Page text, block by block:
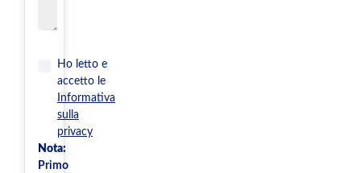
Ho letto e
accetto le
Informativa
sulla
privacy
Nota:
Primo